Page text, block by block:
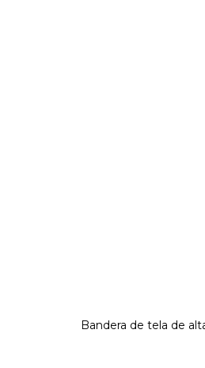
Bandera de tela de